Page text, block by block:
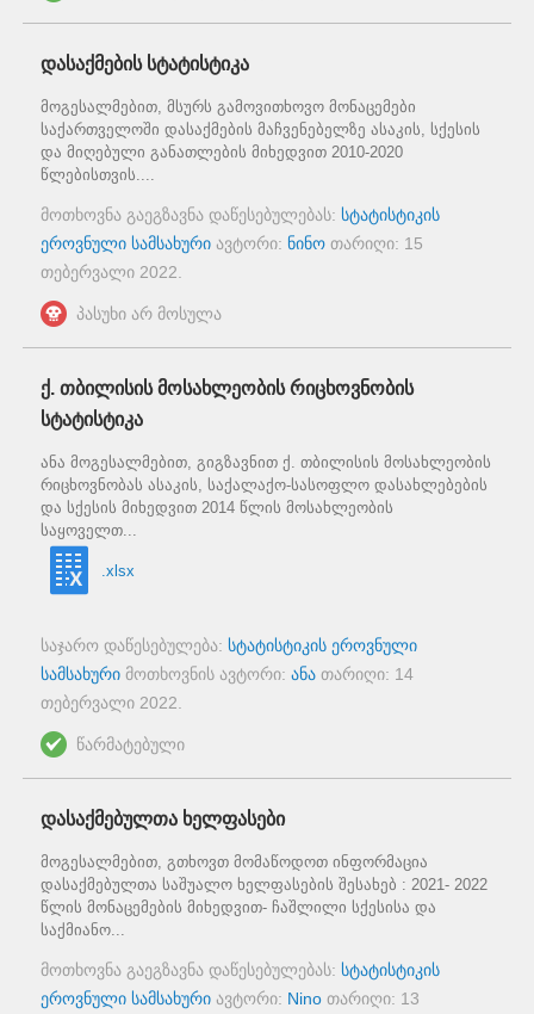
დასაქმების სტატისტიკა
მოგესალმებით, მსურს გამოვითხოვო მონაცემები
საქართველოში დასაქმების მაჩვენებელზე ასაკის, სქესის
და მიღებული განათლების მიხედვით 2010-2020
წლებისთვის....
მოთხოვნა გაეგზავნა დაწესებულებას: სტატისტიკის
ეროვნული სამსახური ავტორი: ნინო თარიღი: 15
თებერვალი 2022
პასუხი არ მოსულა
ქ. თბილისის მოსახლეობის რიცხოვნობის
სტატისტიკა
ანა მოგესალმებით, გიგზავნით ქ. თბილისის მოსახლეობის
რიცხოვნობას ასაკის, საქალაქო-სასოფლო დასახლებების
და სქესის მიხედვით 2014 წლის მოსახლეობის
საყოველთ...
.xlsx
საჯარო დაწესებულება: სტატისტიკის ეროვნული
სამსახური მოთხოვნის ავტორი: ანა თარიღი: 14
თებერვალი 2022.
წარმატებული
დასაქმებულთა ხელფასები
მოგესალმებით, გთხოვთ მომაწოდოთ ინფორმაცია
დასაქმებულთა საშუალო ხელფასების შესახებ : 2021- 2022
წლის მონაცემების მიხედვით- ჩაშლილი სქესისა და
საქმიანო...
მოთხოვნა გაეგზავნა დაწესებულებას: სტატისტიკის
ეროვნული სამსახური ავტორი: Nino თარიღი: 13